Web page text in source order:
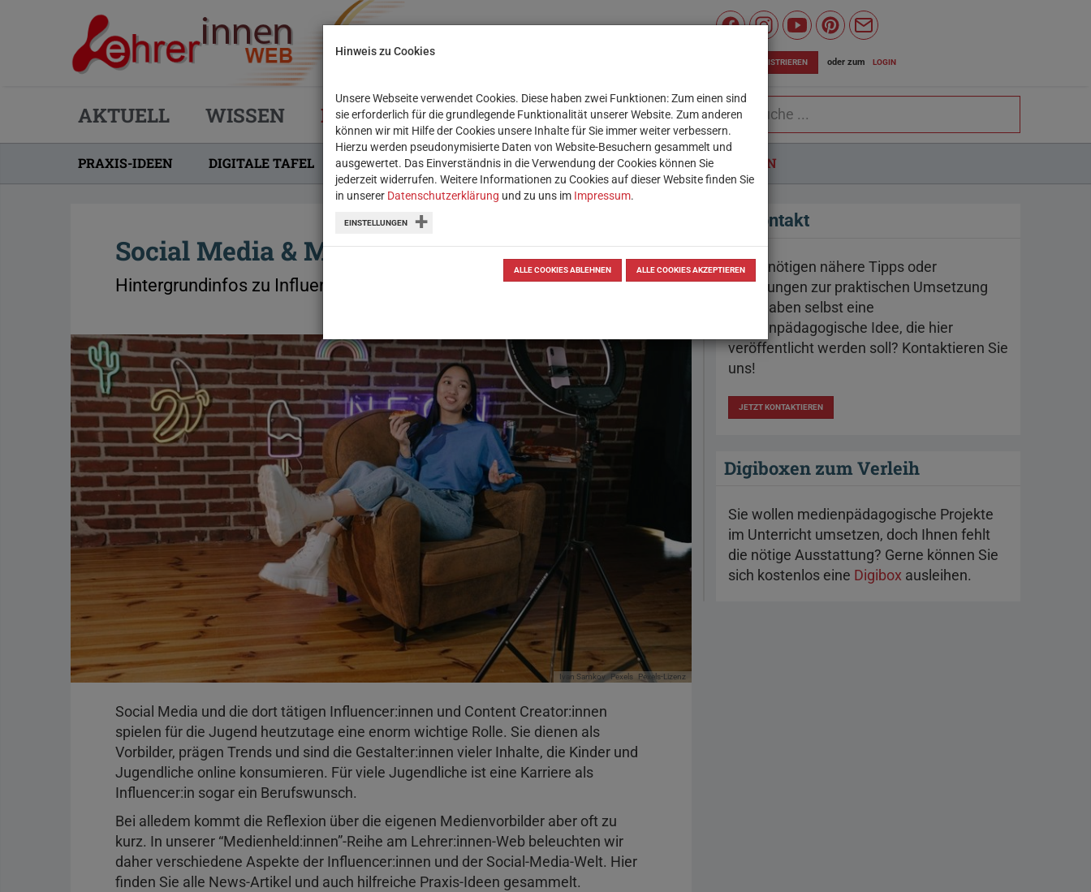
Wiener
Bildungsserver
Facebook
JETZT REGISTRIEREN oder zum LOGIN
AKTUELL WISSEN PRAXIS SERVICE WORKSHOPS Suchbegriff
PRAXIS-IDEEN DIGITALE TAFEL ROBOTIK & CODING LERN-APPS THEMENSAMMLUNGEN
Social Media & Medienheld:innen
Hintergrundinfos zu Influencer:innen, Social Media & Co.
Ivan Samkov Pexels Pexels-Lizenz
Social Media und die dort tätigen Influencer:innen und Content Creator:innen
spielen für die Jugend heutzutage eine enorm wichtige Rolle. Sie dienen als
Vorbilder, prägen Trends und sind die Gestalter:innen vieler Inhalte, die Kinder und
Jugendliche online konsumieren. Für viele Jugendliche ist eine Karriere als
Influencer:in sogar ein Berufswunsch.
Bei alledem kommt die Reflexion über die eigenen Medienvorbilder aber oft zu
kurz. In unserer “Medienheld:innen”-Reihe am Lehrer:innen-Web beleuchten wir
daher verschiedene Aspekte der Influencer:innen und der Social-Media-Welt. Hier
finden Sie alle News-Artikel und auch hilfreiche Praxis-Ideen gesammelt.
Kontakt
Sie benötigen nähere Tipps oder
Anregungen zur praktischen Umsetzung
oder haben selbst eine
medienpädagogische Idee, die hier
veröffentlicht werden soll? Kontaktieren Sie
uns!
JETZT KONTAKTIEREN
Digiboxen zum Verleih
Sie wollen medienpädagogische Projekte
im Unterricht umsetzen, doch Ihnen fehlt
die nötige Ausstattung? Gerne können Sie
sich kostenlos eine Digibox ausleihen.
Hinweis zu Cookies
Unsere Webseite verwendet Cookies. Diese haben zwei Funktionen: Zum einen sind
sie erforderlich für die grundlegende Funktionalität unserer Website. Zum anderen
können wir mit Hilfe der Cookies unsere Inhalte für Sie immer weiter verbessern.
Hierzu werden pseudonymisierte Daten von Website-Besuchern gesammelt und
ausgewertet. Das Einverständnis in die Verwendung der Cookies können Sie
jederzeit widerrufen. Weitere Informationen zu Cookies auf dieser Website finden Sie
in unserer Datenschutzerklärung und zu uns im Impressum.
EINSTELLUNGEN
ALLE COOKIES ABLEHNEN ALLE COOKIES AKZEPTIEREN